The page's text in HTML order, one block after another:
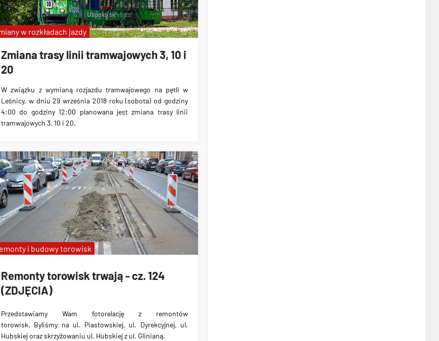
Zmiana trasy linii tramwajowych 3, 10 i
20
W związku z wymianą rozjazdu tramwajowego na pętli w
Leśnicy, w dniu 29 września 2018 roku (sobota) od godziny
4:00 do godziny 12:00 planowana jest zmiana trasy linii
tramwajowych 3, 10 i 20.
w rozkładach jazdy
Remonty torowisk trwają - cz. 124
(ZDJĘCIA)
Przedstawiamy Wam fotorelację z remontów
torowisk. Byliśmy na ul. Piastowskiej, ul. Dyrekcyjnej, ul.
Hubskiej oraz skrzyżowaniu ul. Hubskiej z ul. Glinianą.
i budowy torowisk